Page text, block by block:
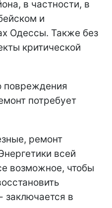
в частности, в
и
Одессы. Также без
критической
повреждения
потребует
ремонт
всей
возможное, чтобы
заключается в